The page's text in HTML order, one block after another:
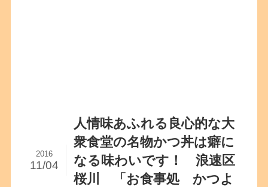
人情味あふれる良心的な大
衆食堂の名物かつ丼は癖に
なる味わいです！ 浪速区
桜川 「お食事処 かつよ
2016
11/04